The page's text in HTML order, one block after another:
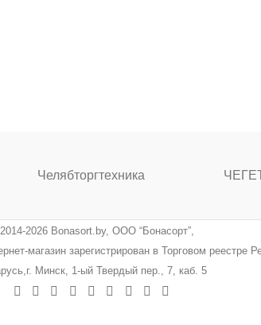
Челябторгтехника
2026 Bonasort.by, ООО “Бонасорт”,
магазин зарегистрирован в Торговом
Минск, 1-ый Твердый пер., 7, каб. 5